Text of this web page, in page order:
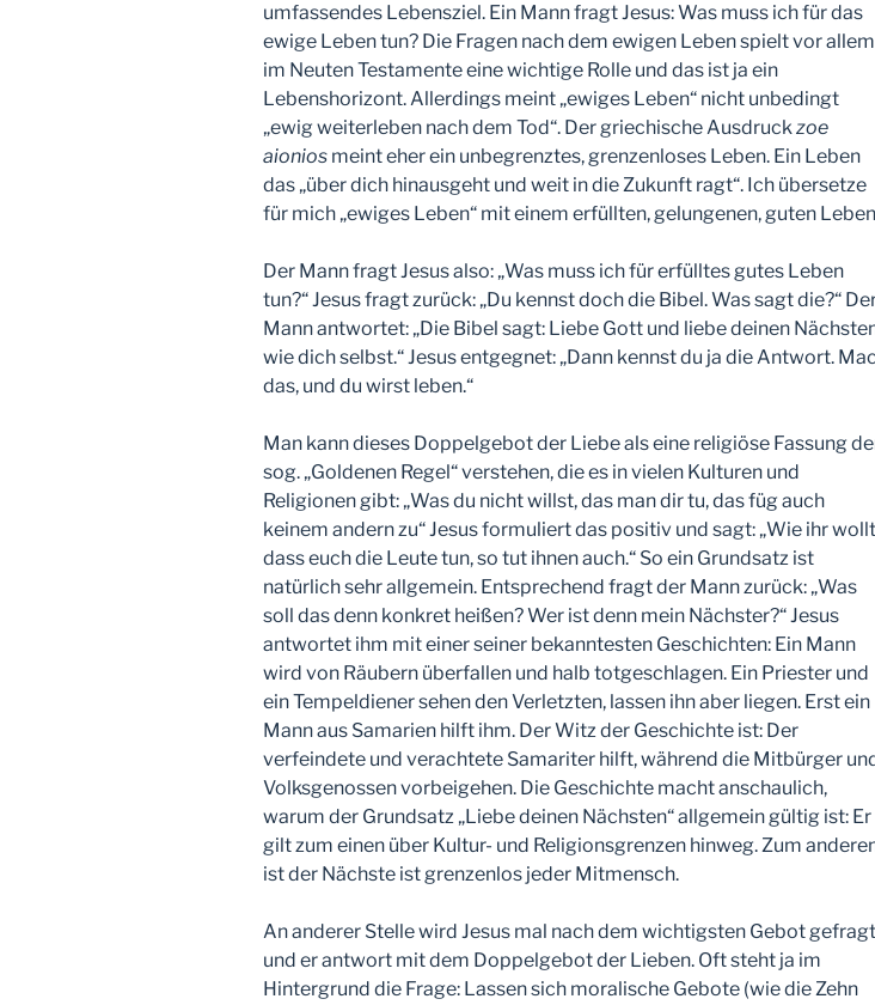
umfassendes Lebensziel. Ein Mann fragt Jesus: Was muss ich für das
ewige Leben tun? Die Fragen nach dem ewigen Leben spielt vor allem
im Neuten Testamente eine wichtige Rolle und das ist ja ein
Lebenshorizont. Allerdings meint „ewiges Leben“ nicht unbedingt
„ewig weiterleben nach dem Tod“. Der griechische Ausdruckzoe
aionios meint eher ein unbegrenztes, grenzenloses Leben. Ein Leben
das „über dich hinausgeht und weit in die Zukunft ragt“. Ich übersetze
für mich „ewiges Leben“ mit einem erfüllten, gelungenen, guten
Der Mann fragt Jesus also: „Was muss ich für erfülltes gutes Leben
tun?“ Jesus fragt zurück: „Du kennst doch die Bibel. Was sagt die?“
Mann antwortet: „Die Bibel sagt: Liebe Gott und liebe deinen
wie dich selbst.“ Jesus entgegnet: „Dann kennst du ja die Antwort.
das, und du wirst leben.“
Man kann dieses Doppelgebot der Liebe als eine religiöse Fassung
sog. „Goldenen Regel“ verstehen, die es in vielen Kulturen und
Religionen gibt: „Was du nicht willst, das man dir tu, das füg auch
keinem andern zu“ Jesus formuliert das positiv und sagt: „Wie ihr
dass euch die Leute tun, so tut ihnen auch.“ So ein Grundsatz ist
natürlich sehr allgemein. Entsprechend fragt der Mann zurück: „Was
soll das denn konkret heißen? Wer ist denn mein Nächster?“ Jesus
antwortet ihm mit einer seiner bekanntesten Geschichten: Ein Mann
wird von Räubern überfallen und halb totgeschlagen. Ein Priester und
ein Tempeldiener sehen den Verletzten, lassen ihn aber liegen. Erst ein
Mann aus Samarien hilft ihm. Der Witz der Geschichte ist: Der
verfeindete und verachtete Samariter hilft, während die Mitbürger
Volksgenossen vorbeigehen. Die Geschichte macht anschaulich,
warum der Grundsatz „Liebe deinen Nächsten“ allgemein gültig ist: Er
gilt zum einen über Kultur- und Religionsgrenzen hinweg. Zum
ist der Nächste ist grenzenlos jeder Mitmensch.
An anderer Stelle wird Jesus mal nach dem wichtigsten Gebot gefragt
und er antwort mit dem Doppelgebot der Lieben. Oft steht ja im
Hintergrund die Frage: Lassen sich moralische Gebote (wie die Zehn